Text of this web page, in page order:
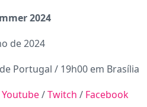
2024
de 2024
Portugal / 19h00 em Brasília
Youtube/Twitch / Facebook